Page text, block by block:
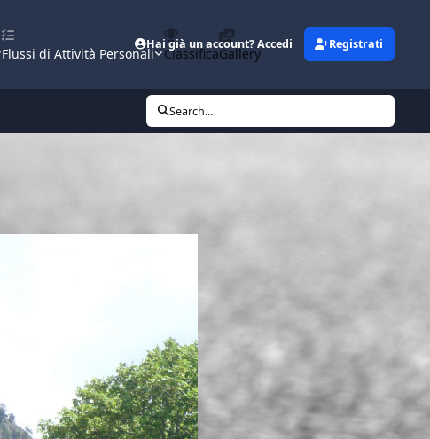
Flussi di Attività Personali ClassificaGallery
Hai già un account? Accedi Registrati
Search...